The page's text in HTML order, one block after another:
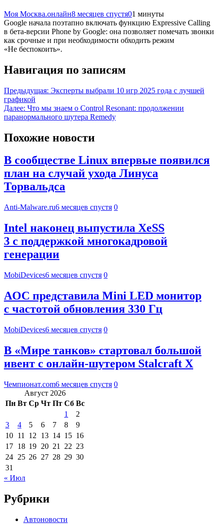
Моя Москва.онлайн8 месяцев спустя01 минуты
Google начала поэтапно включать функцию Expressive Calling
в бета-версии Phone by Google: она позволяет помечать звонки
как срочные и при необходимости обходить режим
«Не беспокоить».
Навигация по записям
Предыдущая: Эксперты выбрали 10 игр 2025 года с лучшей
графикой
Далее: Что мы знаем о Control Resonant: продолжении
паранормального шутера Remedy
Похожие новости
В сообществе Linux впервые появился
план на случай ухода Линуса
Торвальдса
Anti-Malware.ru6 месяцев спустя 0
Intel наконец выпустила XeSS
3 с поддержкой многокадровой
генерации
MobiDevices6 месяцев спустя 0
AOC представила Mini LED монитор
с частотой обновления 330 Гц
MobiDevices6 месяцев спустя 0
В «Мире танков» стартовал большой
ивент с онлайн-шутером Stalcraft X
Чемпионат.com6 месяцев спустя 0
Август 2026
Пн Вт Ср Чт Пт Сб Вс
1
2
3
4 5 6 7 8
9
10 11 12 13 14 15 16
17 18 19 20 21 22 23
24 25 26 27 28 29 30
31
« Июл
Рубрики
Автоновости